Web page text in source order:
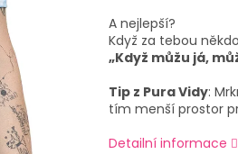
A nejlepší?
Když za tebou
„Když můžu já,
Tip z Pura Vidy:
tím menší prostor
Detailní informace